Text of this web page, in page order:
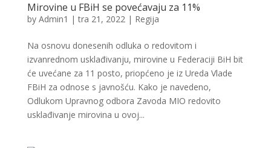
Mirovine u FBiH se povećavaju za 11%
by Admin1 |tra 21, 2022| Regija
Na osnovu donesenih odluka o redovitom i
izvanrednom usklađivanju, mirovine u Federaciji BiH bit
će uvećane za 11 posto, priopćeno je iz Ureda Vlade
FBiH za odnose s javnošću. Kako je navedeno,
Odlukom Upravnog odbora Zavoda MIO redovito
usklađivanje mirovina u ovoj...